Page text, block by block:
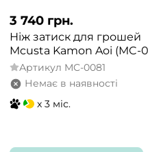
3 740 грн.
Ніж затиск для грошей
Mcusta Kamon Aoi (MC-
Артикул MC-0081
Немає в наявності
x 3 міс.